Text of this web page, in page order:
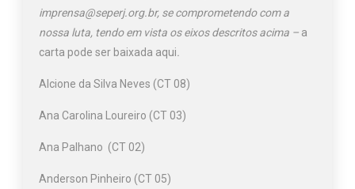
imprensa@seperj.org.br, se comprometendo com a
nossa luta, tendo em vista os eixos descritos acima – a
carta pode ser baixada aqui
Alcione da Silva Neves (CT 08)
Ana Carolina Loureiro (CT 03)
Ana Palhano (CT 02)
Anderson Pinheiro (CT 05)